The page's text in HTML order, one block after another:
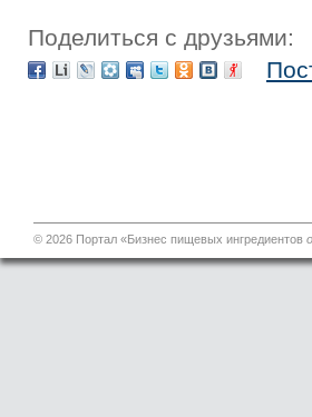
Поделиться с друзьями:
© 2026 Портал «Бизнес пищевых ингредиентов